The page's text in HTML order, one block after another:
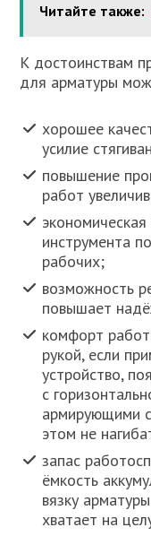
Читайте также:
К достоинствам
для арматуры
хорошее
усилие
повышение
работ
инструмента
рабочих;
возможность
повышает
комфорт
рукой, если
устройство,
с
армирующими
этом не
запас
ёмкость
вязку
хватает на